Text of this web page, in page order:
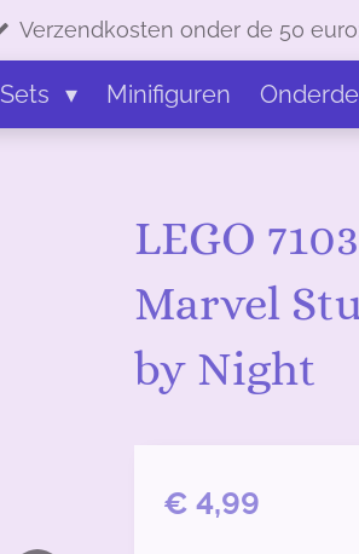
Verzendkosten onder de 50
Sets Minifiguren
LEGO
Marvel
by Night
€ 4,99